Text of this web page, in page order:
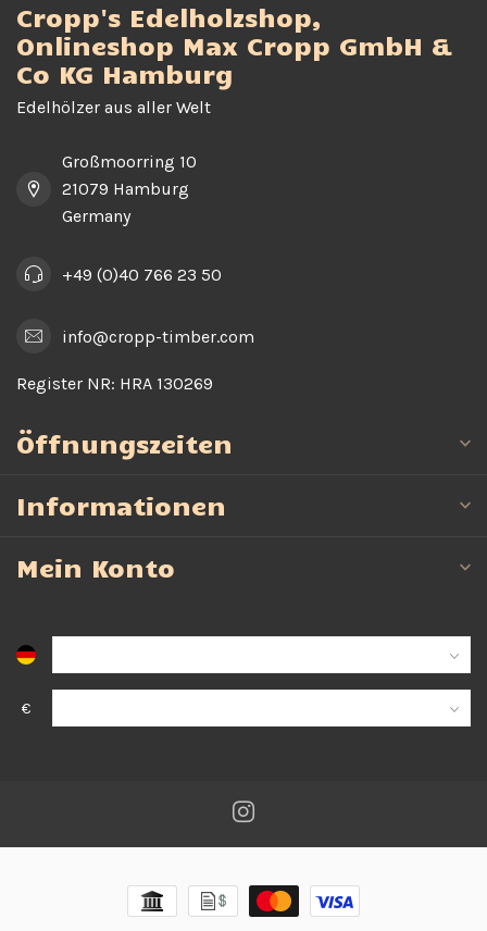
Cropp's Edelholzshop,
Onlineshop Max Cropp GmbH &
Co KG Hamburg
Edelhölzer aus aller Welt
Großmoorring 10
21079 Hamburg
Germany
+49 (0)40 766 23 50
info@cropp-timber.com
Register NR: HRA 130269
Öffnungszeiten
Informationen
Mein Konto
€